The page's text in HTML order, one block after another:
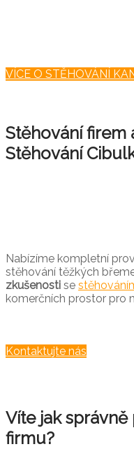
VÍCE O STĚHOVÁNÍ
Stěhování firem
Stěhování
Nabízíme kompletní
stěhování těžkých
zkušenosti se
komerčních prostor pro
Kontaktujte nás
Víte jak
firmu?